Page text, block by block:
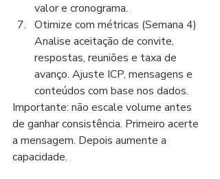
valor e cronograma.
Otimize com métricas (Semana 4)
Analise aceitação de convite,
respostas, reuniões e taxa de
avanço. Ajuste ICP, mensagens e
conteúdos com base nos dados.
Importante: não escale volume antes
de ganhar consistência. Primeiro acerte
a mensagem. Depois aumente a
capacidade.